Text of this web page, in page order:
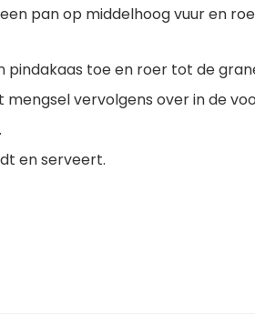
pan op middelhoog vuur en
toe en roer tot de
vervolgens over in de
en serveert.